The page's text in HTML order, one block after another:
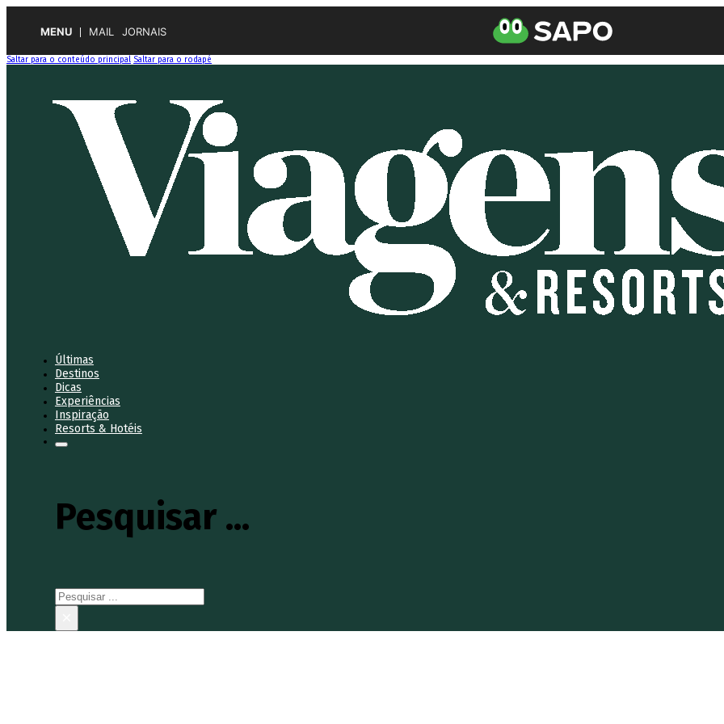
MENU MAIL JORNAIS
Saltar para o conteúdo principal Saltar para o rodapé
Últimas
Destinos
Dicas
Experiências
Inspiração
Resorts & Hotéis
Pesquisar ...
Pesquisar